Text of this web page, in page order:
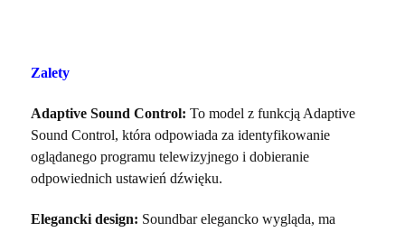
Zalety
Adaptive Sound Control: To model z funkcją Adaptive
Sound Control, która odpowiada za identyfikowanie
oglądanego programu telewizyjnego i dobieranie
odpowiednich ustawień dźwięku.
Elegancki design: Soundbar elegancko wygląda, ma